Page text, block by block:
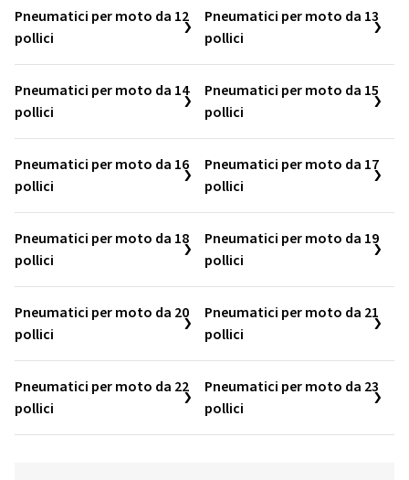
Pneumatici per moto da 12
pollici
Pneumatici per moto da 13
pollici
Pneumatici per moto da 14
pollici
Pneumatici per moto da 15
pollici
Pneumatici per moto da 16
pollici
Pneumatici per moto da 17
pollici
Pneumatici per moto da 18
pollici
Pneumatici per moto da 19
pollici
Pneumatici per moto da 20
pollici
Pneumatici per moto da 21
pollici
Pneumatici per moto da 22
pollici
Pneumatici per moto da 23
pollici